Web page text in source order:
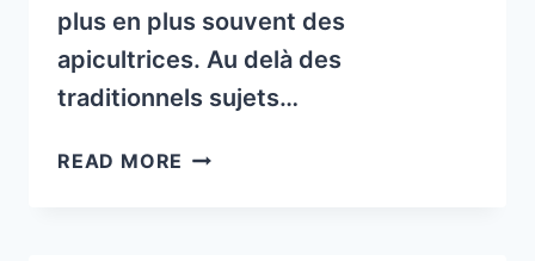
plus en plus souvent des
apicultrices. Au delà des
traditionnels sujets…
READ MORE RETOUR